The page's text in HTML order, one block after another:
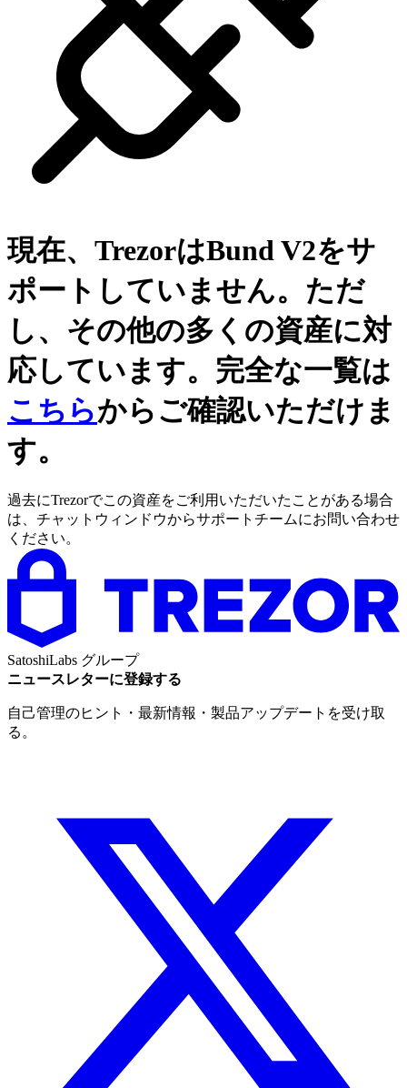
現在、TrezorはBund V2をサ
ポートしていません。ただ
し、その他の多くの資産に対
応しています。完全な一覧は
こちらからご確認いただけま
す。
過去にTrezorでこの資産をご利用いただいたことがある場合
は、チャットウィンドウからサポートチームにお問い合わせ
ください。
SatoshiLabs グループ
ニュースレターに登録する
自己管理のヒント・最新情報・製品アップデートを受け取
る。